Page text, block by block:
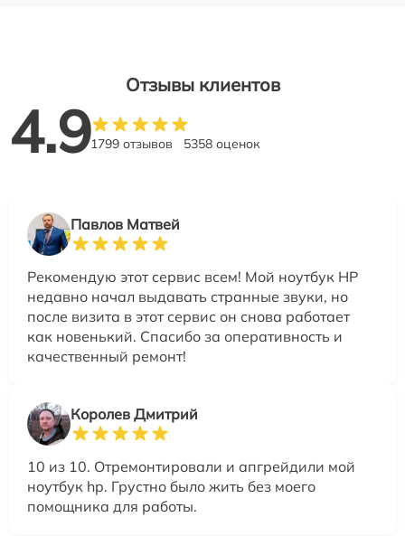
Отзывы клиентов
4.91799 отзывов 5358 оценок
Павлов Матвей
Рекомендую этот сервис всем! Мой ноутбук HP
недавно начал выдавать странные звуки, но
после визита в этот сервис он снова работает
как новенький. Спасибо за оперативность и
качественный ремонт!
Королев Дмитрий
10 из 10. Отремонтировали и апгрейдили мой
ноутбук hp. Грустно было жить без моего
помощника для работы.